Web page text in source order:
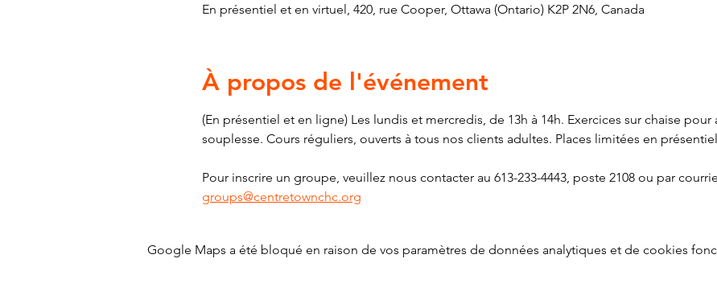
En présentiel et en virtuel, 420, rue Cooper, Ottawa (Ontario) K2P 2N6, Canada
À propos de l'événement
(En présentiel et en ligne) Les lundis et mercredis, de 13h à 14h. Exercices sur chaise
souplesse. Cours réguliers, ouverts à tous nos clients adultes. Places limitées en
Pour inscrire un groupe, veuillez nous contacter au 613-233-4443, poste 2108 ou par
groups@centretownchc.org
Google Maps a été bloqué en raison de vos paramètres de données analytiques et de cookies